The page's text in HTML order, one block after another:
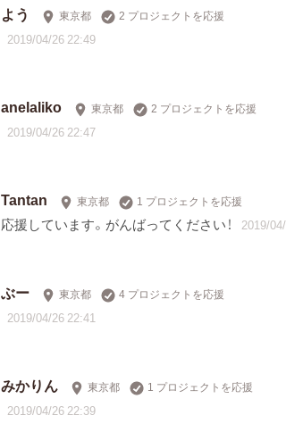
よう 東京都 2 プロジェクトを応援
2019/04/26 22:49
anelaliko 東京都 2 プロジェクトを応援
2019/04/26 22:47
Tantan 東京都 1 プロジェクトを応援
応援しています。がんばってください！ 2019/
ぶー 東京都 4 プロジェクトを応援
2019/04/26 22:41
みかりん 東京都 1 プロジェクトを応援
2019/04/26 22:39